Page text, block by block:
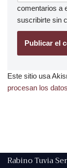
comentarios a
suscribirte sin
Este sitio usa
procesan los
Rabino Tuvia